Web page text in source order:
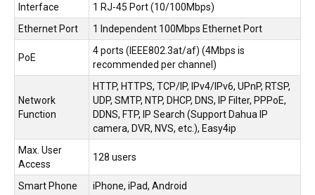
Interface
1 RJ-45 Port (10/100Mbps)
Ethernet Port
1 Independent 100Mbps Ethernet Port
PoE
4 ports (IEEE802.3at/af) (4Mbps is
recommended per channel)
Network
Function
HTTP, HTTPS, TCP/IP, IPv4/IPv6, UPnP, RTSP,
UDP, SMTP, NTP, DHCP, DNS, IP Filter, PPPoE,
DDNS, FTP, IP Search (Support Dahua IP
camera, DVR, NVS, etc.), Easy4ip
Max. User
Access
128 users
Smart Phone
iPhone, iPad, Android